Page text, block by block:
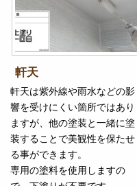
軒天
軒天は紫外線や雨水などの影
響を受けにくい箇所ではあり
ますが、他の塗装と一緒に塗
装することで美観性を保たせ
る事ができます。
専用の塗料を使用しますの